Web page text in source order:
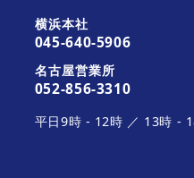
活用ガイド・その他
契約約款一覧
横浜本社
045-640-5906
名古屋営業所
052-856-3310
平日9時 - 12時 ／ 13時 -